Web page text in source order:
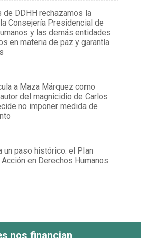
de DDHH rechazamos la
Consejería Presidencial de
y las demás entidades
en materia de paz y garantía
a Maza Márquez como
del magnicidio de Carlos
no imponer medida de
un paso histórico: el Plan
en Derechos Humanos
nos financian